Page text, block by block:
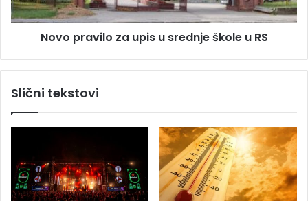
j
i
m
s
v
i
u
e
Novo pravilo za upis u srednje škole u RS
Slični tekstovi